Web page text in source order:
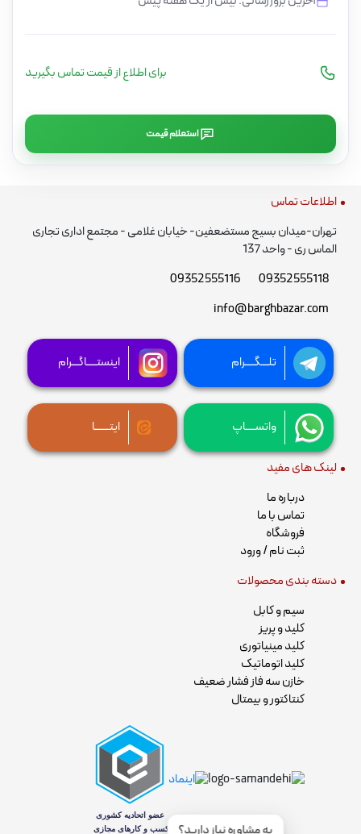
برای اطلاع از قیمت تماس بگیرید
استعلام قیمت
اطلاعات تماس
تهران-میدان بسیج مستضعفین- خیابان غلامی - مجتمع اداری تجاری
الماس ری - واحد 137
09352555118
09352555116
info@barghbazar.com
تلـــگــــرام اینستــــاگـــرام
واتســــاپ ایتــــــا
لینک های مفید
درباره ما
تماس با ما
فروشگاه
ثبت نام / ورود
دسته بندی محصولات
سیم و کابل
کلید و پریز
کلید مینیاتوری
کلید اتوماتیک
خازن سه فاز فشار ضعیف
کنتاکتور و بیمتال